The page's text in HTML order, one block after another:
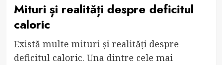
Mituri și realități despre deficitul
caloric
Există multe mituri și realități despre
deficitul caloric. Una dintre cele mai